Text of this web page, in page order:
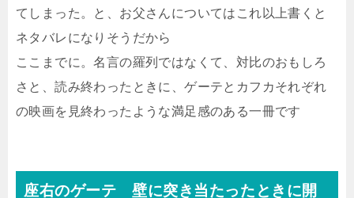
てしまった。と、お父さんについてはこれ以上書くと
ネタバレになりそうだから
ここまでに。名言の羅列ではなくて、対比のおもしろ
さと、読み終わったときに、ゲーテとカフカそれぞれ
の映画を見終わったような満足感のある一冊です
座右のゲーテ 壁に突き当たったときに開